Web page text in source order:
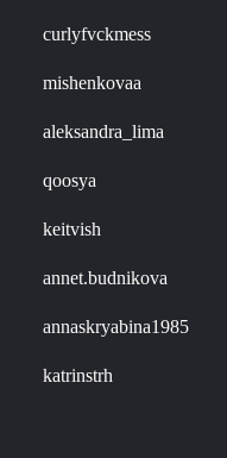
curlyfvckmess
mishenkovaa
aleksandra_lima
qoosya
keitvish
annet.budnikova
annaskryabina1985
katrinstrh